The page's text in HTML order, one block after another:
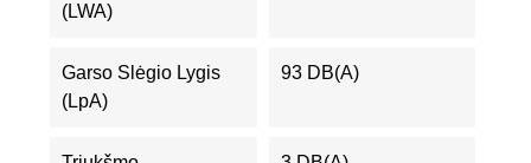
(LWA)
Garso Slėgio Lygis
(LpA)
93 DB(A)